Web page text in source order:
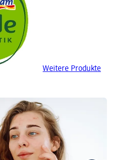
Weitere Produkte